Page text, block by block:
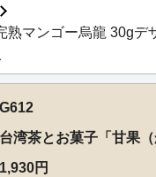
熟マンゴー烏龍 30gデ
G612
台湾茶とお菓子「甘果（
1,930円